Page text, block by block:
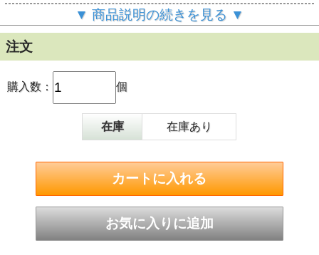
●大胸筋、背筋、三頭筋、二頭筋、三角筋、などのトレーニ
●ゴム製グリップで手がすべりにくい。
型番
3B-3039
ＪＡＮ
4986920303918
商品サイズ
（約）長さ61×幅4×奥行き3cm
スチール、NBR
▼ 商品説明の続きを見る ▼
注文
購入数： 個
在庫 在庫あり